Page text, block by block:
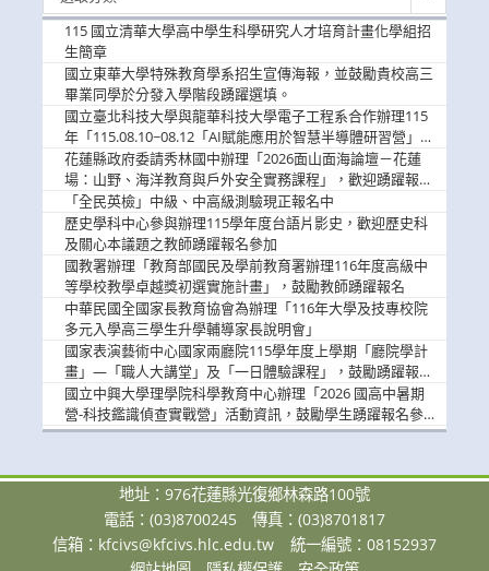
115 國立清華大學高中學生科學研究人才培育計畫化學組招
生簡章
國立東華大學特殊教育學系招生宣傳海報，並鼓勵貴校高三
畢業同學於分發入學階段踴躍選填。
國立臺北科技大學與龍華科技大學電子工程系合作辦理115
年「115.08.10~08.12「AI賦能應用於智慧半導體研習營」，
歡迎學生踴躍報名參加
花蓮縣政府委請秀林國中辦理「2026面山面海論壇－花蓮
場：山野、海洋教育與戶外安全實務課程」，歡迎踴躍報名
參加
「全民英檢」中級、中高級測驗現正報名中
歷史學科中心參與辦理115學年度台語片影史，歡迎歷史科
及關心本議題之教師踴躍報名參加
國教署辦理「教育部國民及學前教育署辦理116年度高級中
等學校教學卓越獎初選實施計畫」，鼓勵教師踴躍報名
中華民國全國家長教育協會為辦理「116年大學及技專校院
多元入學高三學生升學輔導家長說明會」
國家表演藝術中心國家兩廳院115學年度上學期「廳院學計
畫」—「職人大講堂」及「一日體驗課程」，鼓勵踴躍報名
參與。
國立中興大學理學院科學教育中心辦理「2026 國高中暑期
營-科技鑑識偵查實戰營」活動資訊，鼓勵學生踴躍報名參
加。
地址：976花蓮縣光復鄉林森路100號
電話：(03)8700245
傳真：(03)8701817
信箱： kfcivs@kfcivs.hlc.edu.tw
統一編號：08152937